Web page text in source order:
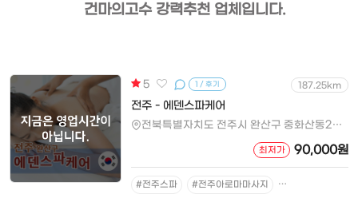
건마의고수 강력추천 업체입니다.
5 1 / 후기 187.25km
전주 - 에덴스파케어
전북특별자치도 전주시 완산구 중화산동2가 650-5
최저가 90,000원
#전주스파 #전주아로마마사지 #전주스파케어